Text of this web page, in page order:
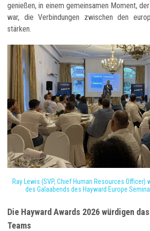
genießen, in einem gemeinsamen Moment,
war, die Verbindungen zwischen den
stärken.
Ray Lewis (SVP, Chief Human Resources Officer)
des Galaabends des Hayward Europe
Die Hayward Awards 2026 würdigen
Teams